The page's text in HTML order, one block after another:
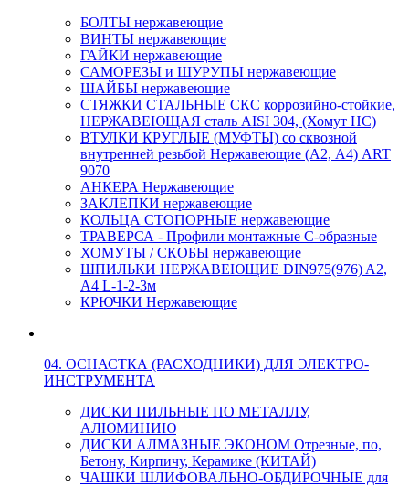
БОЛТЫ нержавеющие
ВИНТЫ нержавеющие
ГАЙКИ нержавеющие
САМОРЕЗЫ и ШУРУПЫ нержавеющие
ШАЙБЫ нержавеющие
СТЯЖКИ СТАЛЬНЫЕ СКС коррозийно-стойкие,
НЕРЖАВЕЮЩАЯ сталь AISI 304, (Хомут НС)
ВТУЛКИ КРУГЛЫЕ (МУФТЫ) со сквозной
внутренней резьбой Нержавеющие (А2, А4) ART
9070
АНКЕРА Нержавеющие
ЗАКЛЕПКИ нержавеющие
КОЛЬЦА СТОПОРНЫЕ нержавеющие
ТРАВЕРСА - Профили монтажные С-образные
ХОМУТЫ / СКОБЫ нержавеющие
ШПИЛЬКИ НЕРЖАВЕЮЩИЕ DIN975(976) A2,
А4 L-1-2-3м
КРЮЧКИ Нержавеющие
04. ОСНАСТКА (РАСХОДНИКИ) ДЛЯ ЭЛЕКТРО-
ИНСТРУМЕНТА
ДИСКИ ПИЛЬНЫЕ ПО МЕТАЛЛУ,
АЛЮМИНИЮ
ДИСКИ АЛМАЗНЫЕ ЭКОНОМ Отрезные, по,
Бетону, Кирпичу, Керамике (КИТАЙ)
ЧАШКИ ШЛИФОВАЛЬНО-ОБДИРОЧНЫЕ для